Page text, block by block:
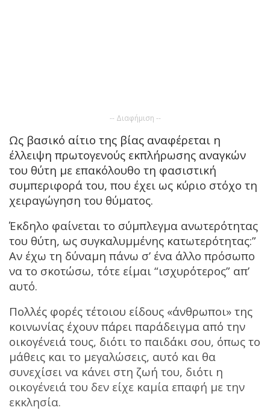
-- Διαφήμιση --
Ως βασικό αίτιο της βίας αναφέρεται η
έλλειψη πρωτογενούς εκπλήρωσης αναγκών
του θύτη με επακόλουθο τη φασιστική
συμπεριφορά του, που έχει ως κύριο στόχο τη
χειραγώγηση του θύματος.
Έκδηλο φαίνεται το σύμπλεγμα ανωτερότητας
του θύτη, ως συγκαλυμμένης κατωτερότητας:”
Αν έχω τη δύναμη πάνω σ’ ένα άλλο πρόσωπο
να το σκοτώσω, τότε είμαι “ισχυρότερος” απ’
αυτό.
Πολλές φορές τέτοιου είδους «άνθρωποι» της
κοινωνίας έχουν πάρει παράδειγμα από την
οικογένειά τους, διότι το παιδάκι σου, όπως το
μάθεις και το μεγαλώσεις, αυτό και θα
συνεχίσει να κάνει στη ζωή του, διότι η
οικογένειά του δεν είχε καμία επαφή με την
εκκλησία.